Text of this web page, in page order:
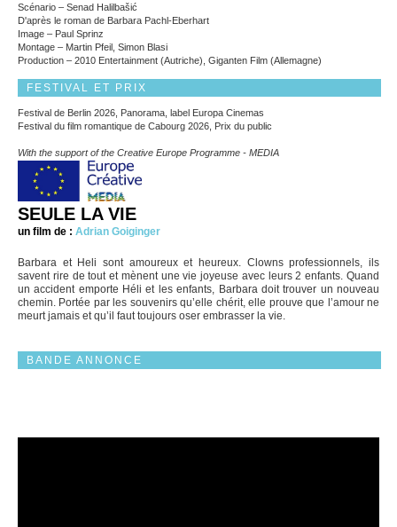
Scénario – Senad Halilbašić
D'après le roman de Barbara Pachl-Eberhart
Image – Paul Sprinz
Montage – Martin Pfeil, Simon Blasi
Production – 2010 Entertainment (Autriche), Giganten Film (Allemagne)
FESTIVAL ET PRIX
Festival de Berlin 2026, Panorama, label Europa Cinemas
Festival du film romantique de Cabourg 2026, Prix du public
With the support of the Creative Europe Programme - MEDIA
SEULE LA VIE
un film de : Adrian Goiginger
Barbara et Heli sont amoureux et heureux. Clowns professionnels, ils
savent rire de tout et mènent une vie joyeuse avec leurs 2 enfants. Quand
un accident emporte Héli et les enfants, Barbara doit trouver un nouveau
chemin. Portée par les souvenirs qu’elle chérit, elle prouve que l’amour ne
meurt jamais et qu’il faut toujours oser embrasser la vie.
BANDE ANNONCE